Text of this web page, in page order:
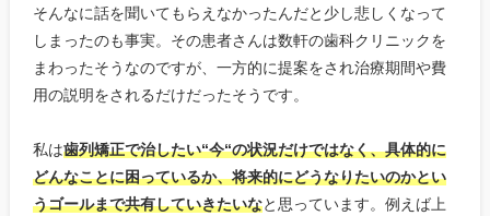
そんなに話を聞いてもらえなかったんだと少し悲しくなって
しまったのも事実。その患者さんは数軒の歯科クリニックを
まわったそうなのですが、一方的に提案をされ治療期間や費
用の説明をされるだけだったそうです。
私は歯列矯正で治したい“今“の状況だけではなく、具体的に
どんなことに困っているか、将来的にどうなりたいのかとい
うゴールまで共有していきたいなと思っています。例えば上